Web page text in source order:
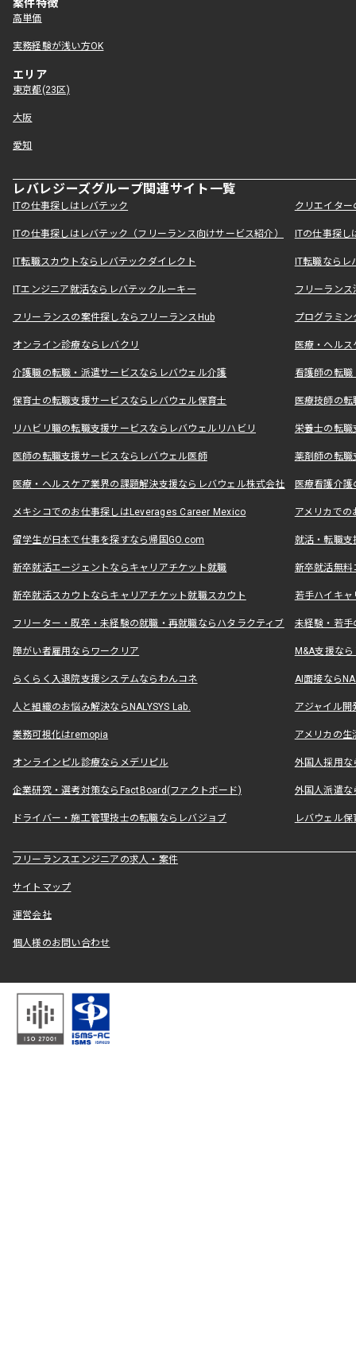
案件特徴
高単価
実務経験が浅い方OK
エリア
東京都(23区)
大阪
愛知
レバレジーズグループ関連サイト一覧
ITの仕事探しはレバテック クリエイタ
ITの仕事探しはレバテック（フリーランス向けサービス紹介） ITの仕事探
IT転職スカウトならレバテックダイレクト IT転職なら
ITエンジニア就活ならレバテックルーキー フリーラン
フリーランスの案件探しならフリーランスHub プログラミ
オンライン診療ならレバクリ 医療・ヘル
介護職の転職・派遣サービスならレバウェル介護 看護師の転
保育士の転職支援サービスならレバウェル保育士 医療技師の
リハビリ職の転職支援サービスならレバウェルリハビリ 栄養士の転
医師の転職支援サービスならレバウェル医師 薬剤師の転
医療・ヘルスケア業界の課題解決支援ならレバウェル株式会社 医療看護介
メキシコでのお仕事探しはLeverages Career Mexico アメリカで
留学生が日本で仕事を探すなら帰国GO.com 就活・転職
新卒就活エージェントならキャリアチケット就職 新卒就活無料
新卒就活スカウトならキャリアチケット就職スカウト 若手ハイキ
フリーター・既卒・未経験の就職・再就職ならハタラクティブ 未経験・若手
障がい者雇用ならワークリア M&A支援な
らくらく入退院支援システムならわんコネ AI面接なら
人と組織のお悩み解決ならNALYSYS Lab. アジャイル
業務可視化はremopia アメリカの
オンラインピル診療ならメデリピル 外国人採用
企業研究・選考対策ならFactBoard(ファクトボード) 外国人派遣な
ドライバー・施工管理技士の転職ならレバジョブ レバウェル
フリーランスエンジニアの求人・案件
サイトマップ
運営会社
個人様のお問い合わせ